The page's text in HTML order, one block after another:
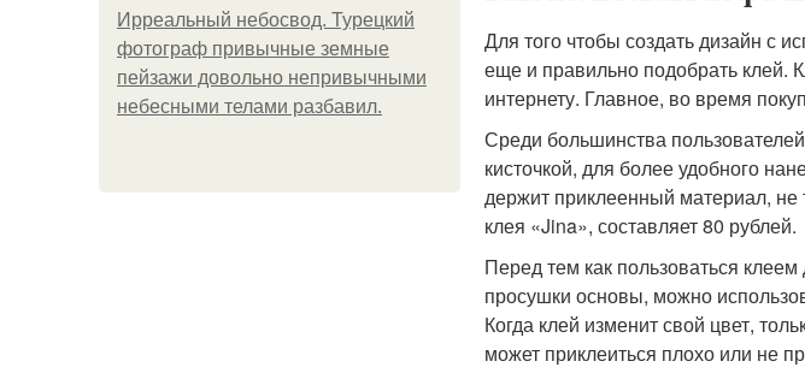
Ирреальный небосвод. Турецкий
фотограф привычные земные
пейзажи довольно непривычными
небесными телами разбавил.
Для того чтобы создать дизайн с
еще и правильно подобрать клей.
интернету. Главное, во время
Среди большинства
кисточкой, для более удобного
держит приклеенный материал,
клея «Jina», составляет 80 рублей.
Перед тем как пользоваться
просушки основы, можно
Когда клей изменит свой цвет,
может приклеиться плохо или не